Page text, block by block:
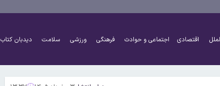
اقتصادی اجتماعی و حوادث فرهنگی ورزشی سلامت دیدبان کتاب